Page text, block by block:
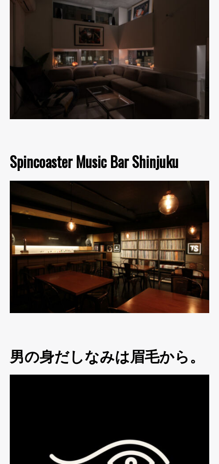
Spincoaster Music Bar Shinjuku
男の身だしなみは眉毛から。